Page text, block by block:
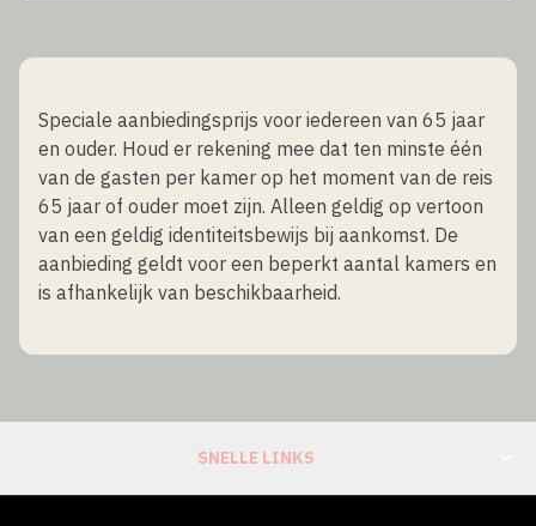
Speciale aanbiedingsprijs voor iedereen van 65 jaar
en ouder. Houd er rekening mee dat ten minste één
van de gasten per kamer op het moment van de reis
65 jaar of ouder moet zijn. Alleen geldig op vertoon
van een geldig identiteitsbewijs bij aankomst. De
aanbieding geldt voor een beperkt aantal kamers en
is afhankelijk van beschikbaarheid.
SNELLE LINKS